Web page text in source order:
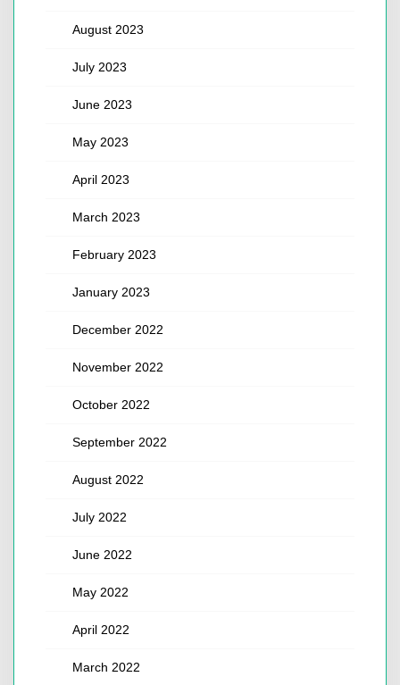
August 2023
July 2023
June 2023
May 2023
April 2023
March 2023
February 2023
January 2023
December 2022
November 2022
October 2022
September 2022
August 2022
July 2022
June 2022
May 2022
April 2022
March 2022